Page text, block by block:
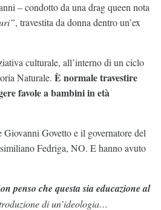
– condotto da una drag queen nota
, travestita da donna dentro un’ex
culturale, all’interno di un ciclo
Naturale. È normale travestire
favole a bambini in età
Govetto e il governatore del
Fedriga, NO. E hanno avuto
penso che questa sia educazione al
di un’ideologia…